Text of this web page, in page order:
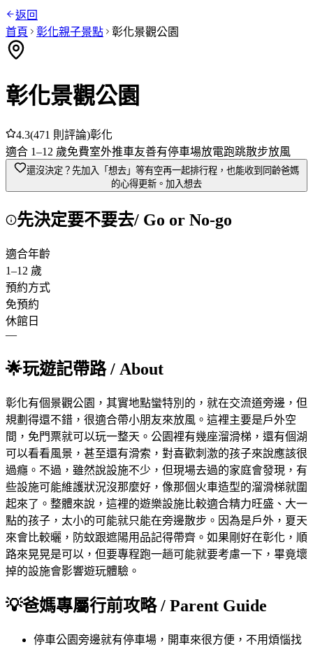
返回
首頁
彰化親子景點 彰化景觀公園
彰化景觀公園
4.3(471 則評論)彰化
適合 1–12 歲免費室外推車友善有停車場放電跑跳散步放風
還沒決定？先加入「想去」 等有空再一起排行程，也能收到同齡爸媽
的心得更新。 加入想去
先決定要不要去/ Go or No-go
適合年齡
1–12 歲
預約方式
免預約
休館日
—
🌟玩遊記帶路/ About
彰化有個景觀公園，其實地點蠻特別的，就在交流道旁邊，但
規劃得還不錯，很適合帶小朋友來放風。這裡主要是戶外空
間，免門票就可以玩一整天。公園裡有幾座溜滑梯，還有個湖
可以看看風景，甚至還有滑索，對喜歡刺激的孩子來說應該很
過癮。不過，雖然說設施不少，但現場去過的家庭會發現，有
些設施可能維護狀況沒那麼好，像那個火車造型的溜滑梯就圍
起來了。整體來說，這裡的遊樂設施比較適合精力旺盛、大一
點的孩子，太小的可能就只能在旁邊散步。因為是戶外，夏天
來會比較曬，防蚊跟遮陽用品記得帶齊。如果剛好在彰化，順
路來晃晃是可以，但要專程跑一趟可能就要考慮一下，畢竟壞
掉的設施會影響遊玩體驗。
💡爸媽專屬行前攻略 / Parent Guide
停車公園旁邊就有停車場，開車來很方便，不用煩惱找